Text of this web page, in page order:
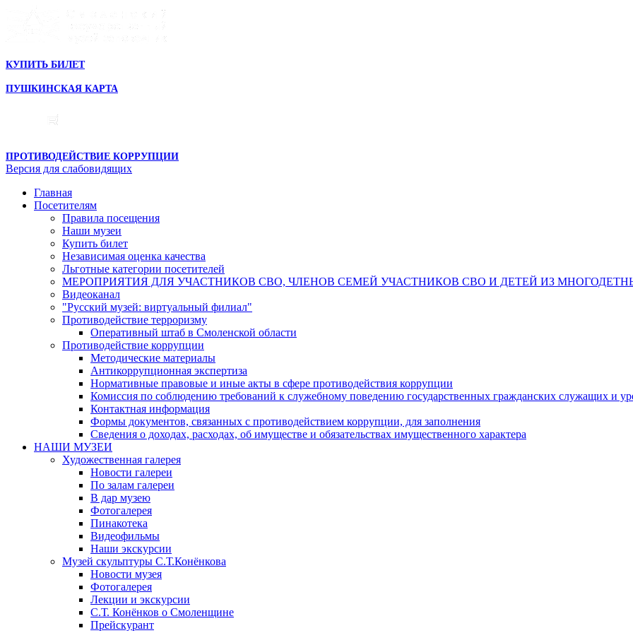
КУПИТЬ БИЛЕТ
ПУШКИНСКАЯ КАРТА
ПРОТИВОДЕЙСТВИЕ КОРРУПЦИИ
Версия для слабовидящих
Главная
Посетителям
Правила посещения
Наши музеи
Купить билет
Независимая оценка качества
Льготные категории посетителей
МЕРОПРИЯТИЯ ДЛЯ УЧАСТНИКОВ СВО, ЧЛЕНОВ СЕМЕЙ УЧАСТНИКОВ СВО И ДЕТЕЙ ИЗ
Видеоканал
"Русский музей: виртуальный филиал"
Противодействие терроризму
Оперативный штаб в Смоленской области
Противодействие коррупции
Методические материалы
Антикоррупционная экспертиза
Нормативные правовые и иные акты в сфере противодействия коррупции
Комиссия по соблюдению требований к служебному поведению государственных гражданских служащих и
Контактная информация
Формы документов, связанных с противодействием коррупции, для заполнения
Сведения о доходах, расходах, об имуществе и обязательствах имущественного характера
НАШИ МУЗЕИ
Художественная галерея
Новости галереи
По залам галереи
В дар музею
Фотогалерея
Пинакотека
Видеофильмы
Наши экскурсии
Музей скульптуры С.Т.Конёнкова
Новости музея
Фотогалерея
Лекции и экскурсии
С.Т. Конёнков о Смоленщине
Прейскурант